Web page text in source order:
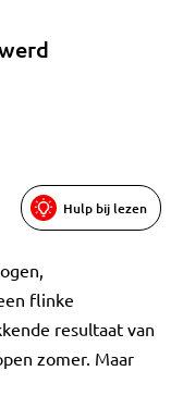
Hulp bij lezen
flinke
resultaat van
zomer. Maar